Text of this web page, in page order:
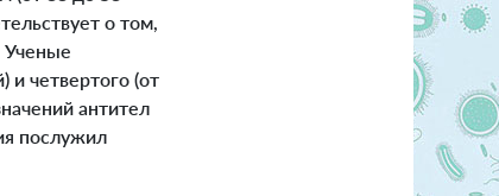
о том,
Ученые
четвертого (от
антител
послужил